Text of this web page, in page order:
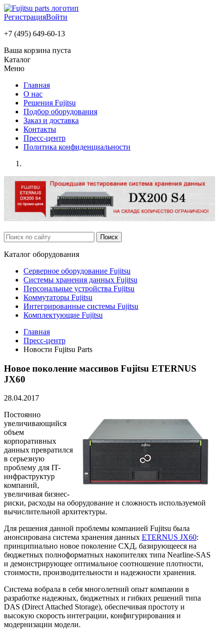
РегистрацияВойти
+7 (495) 649-60-13
Ваша корзина пуста
Каталог
Меню
Главная
О нас
Решения Fujitsu
Подбор оборудования
Заказ и доставка
Контакты
Пресс-центр
Политика конфиденциальности
Каталог оборудования
Серверное оборудование Fujitsu
Системы хранения данных Fujitsu
Персональные устройства Fujitsu
Коммутаторы Fujitsu
Интегрированные системы Fujitsu
Комплектующие Fujitsu
Главная
Пресс-центр
Новости Fujitsu Parts
Новое поколение массивов Fujitsu ETERNUS
JX60
28.04.2017
Постоянно
увеличивающийся
объем
корпоративных
данных превратился
в серьезную
проблему для IT-
инфраструктур
компаний,
увеличивая бизнес-
риски, расходы на оборудование и сложность используемой
вычислительной архитектуры.
Для решения данной проблемы компанией Fujitsu была
анонсирована система хранения данных ETERNUS JX60:
принципиально новое поколение СХД, базирующееся на
бюджетных полноформатных накопителях типа Nearline-SAS
и демонстрирующее оптимальное соотношение плотности,
стоимости, производительности и надежности хранения.
Система вобрала в себя многолетний опыт компании в
разработке надежных, бюджетных и гибких решений типа
DAS (Direct Attached Storage), обеспечивая простоту и
высокую скорость интеграции, конфигурирования и
модернизации модели.